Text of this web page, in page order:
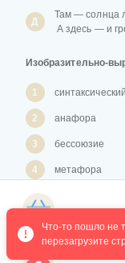
Д
Там — солнца
А здесь — и
Изобразительно-
1
2 анафора
3 бессоюзие
4 метафора
5
риторическое
Что-то пошло не
перезагрузите